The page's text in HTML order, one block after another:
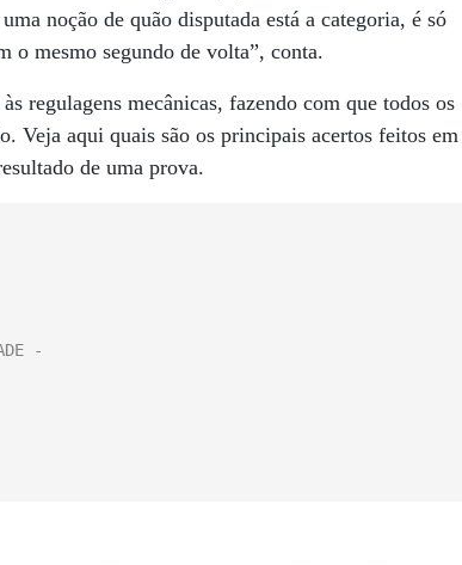
noção de quão disputada está a categoria, é só
o mesmo segundo de volta”, conta.
regulagens mecânicas, fazendo com que todos os
Veja aqui quais são os principais acertos feitos em
de uma prova.